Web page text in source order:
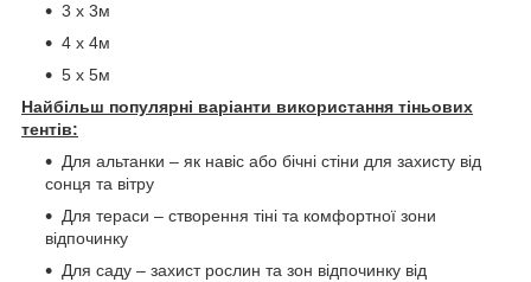
3 х 3м
4 х 4м
5 х 5м
Найбільш популярні варіанти використання тіньових
тентів:
Для альтанки – як навіс або бічні стіни для захисту від
сонця та вітру
Для тераси – створення тіні та комфортної зони
відпочинку
Для саду – захист рослин та зон відпочинку від